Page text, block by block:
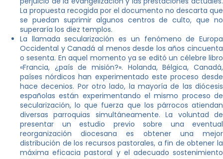
La propuesta recogida por el documento no descarta que
se puedan suprimir algunos centros de culto, que no
superaría los diez templos.
La llamada secularización es un fenómeno de Europa
Occidental y Canadá al menos desde los años cincuenta
o sesenta. En aquel momento ya se editó un célebre libro
«Francia, ¿país de misión?». Holanda, Bélgica, Canadá,
países nórdicos han experimentado este proceso desde
hace decenios. Por otro lado, la mayoría de las diócesis
españolas están experimentando el mismo proceso de
secularización, lo que fuerza que los párrocos atiendan
diversas parroquias simultáneamente. La voluntad de
presentar un estudio previo sobre una eventual
reorganización diocesana es obtener una mejor
distribución de los recursos pastorales, a fin de obtener la
máxima eficacia pastoral y el adecuado sostenimiento